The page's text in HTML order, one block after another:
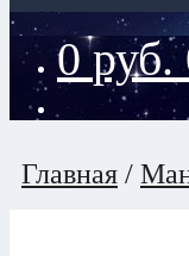
0руб.
Главная /